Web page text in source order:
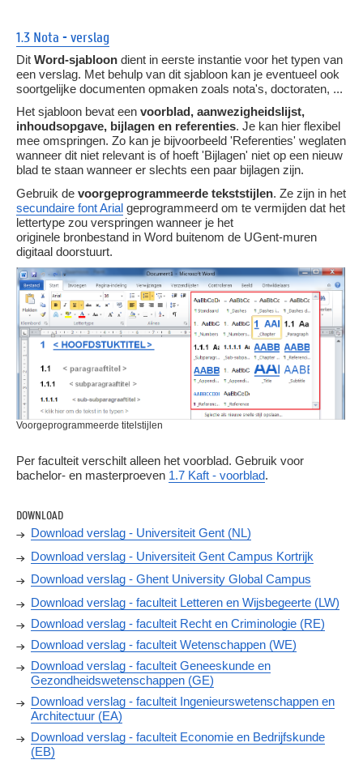
1.3 Nota - verslag
Dit Word-sjabloon dient in eerste instantie voor het typen van
een verslag. Met behulp van dit sjabloon kan je eventueel ook
soortgelijke documenten opmaken zoals nota's, doctoraten, ...
Het sjabloon bevat een voorblad, aanwezigheidslijst,
inhoudsopgave, bijlagen en referenties. Je kan hier flexibel
mee omspringen. Zo kan je bijvoorbeeld 'Referenties' weglaten
wanneer dit niet relevant is of hoeft 'Bijlagen' niet op een nieuw
blad te staan wanneer er slechts een paar bijlagen zijn.
Gebruik de voorgeprogrammeerde tekststijlen. Ze zijn in het
secundaire font Arial geprogrammeerd om te vermijden dat het
lettertype zou verspringen wanneer je het
originele bronbestand in Word buitenom de UGent-muren
digitaal doorstuurt.
Voorgeprogrammeerde titelstijlen
Per faculteit verschilt alleen het voorblad. Gebruik voor
bachelor- en masterproeven 1.7 Kaft - voorblad.
DOWNLOAD
Download verslag - Universiteit Gent (NL)
Download verslag - Universiteit Gent Campus Kortrijk
Download verslag - Ghent University Global Campus
Download verslag - faculteit Letteren en Wijsbegeerte (LW)
Download verslag - faculteit Recht en Criminologie (RE)
Download verslag - faculteit Wetenschappen (WE)
Download verslag - faculteit Geneeskunde en
Gezondheidswetenschappen (GE)
Download verslag - faculteit Ingenieurswetenschappen en
Architectuur (EA)
Download verslag - faculteit Economie en Bedrijfskunde
(EB)